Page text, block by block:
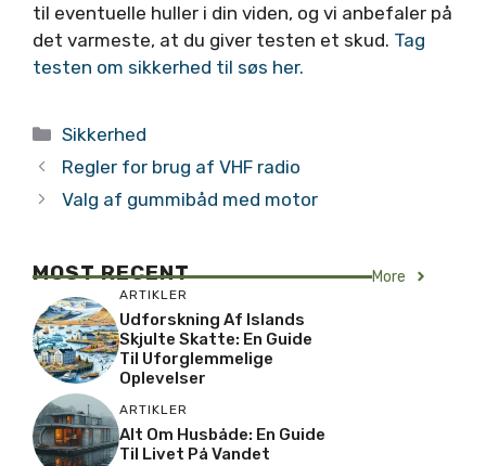
til eventuelle huller i din viden, og vi anbefaler på
det varmeste, at du giver testen et skud. Tag
testen om sikkerhed til søs her.
Kategorier
Sikkerhed
Regler for brug af VHF radio
Valg af gummibåd med motor
MOST RECENT More
ARTIKLER
Udforskning Af Islands
Skjulte Skatte: En Guide
Til Uforglemmelige
Oplevelser
ARTIKLER
Alt Om Husbåde: En Guide
Til Livet På Vandet